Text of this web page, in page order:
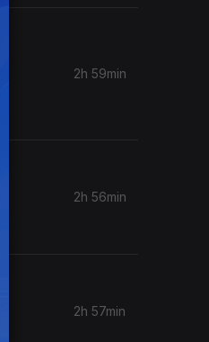
2h 59min
2h 56min
2h 57min